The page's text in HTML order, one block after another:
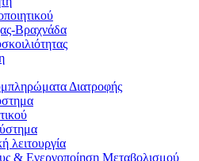
Βραχνάδα
Διατροφής
λειτουργία
& Ενεργοποίηση Μεταβολισμού